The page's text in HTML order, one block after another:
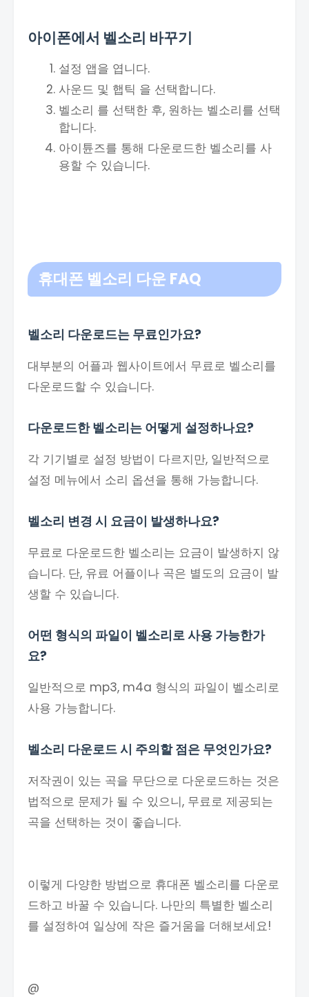
아이폰에서 벨소리 바꾸기
설정 앱을 엽니다.
사운드 및 햅틱 을 선택합니다.
벨소리 를 선택한 후, 원하는 벨소리를 선택
합니다.
아이튠즈를 통해 다운로드한 벨소리를 사
용할 수 있습니다.
휴대폰 벨소리 다운 FAQ
벨소리 다운로드는 무료인가요?
대부분의 어플과 웹사이트에서 무료로 벨소리를
다운로드할 수 있습니다.
다운로드한 벨소리는 어떻게 설정하나요?
각 기기별로 설정 방법이 다르지만, 일반적으로
설정 메뉴에서 소리 옵션을 통해 가능합니다.
벨소리 변경 시 요금이 발생하나요?
무료로 다운로드한 벨소리는 요금이 발생하지 않
습니다. 단, 유료 어플이나 곡은 별도의 요금이 발
생할 수 있습니다.
어떤 형식의 파일이 벨소리로 사용 가능한가
요?
일반적으로 mp3, m4a 형식의 파일이 벨소리로
사용 가능합니다.
벨소리 다운로드 시 주의할 점은 무엇인가요?
저작권이 있는 곡을 무단으로 다운로드하는 것은
법적으로 문제가 될 수 있으니, 무료로 제공되는
곡을 선택하는 것이 좋습니다.
이렇게 다양한 방법으로 휴대폰 벨소리를 다운로
드하고 바꿀 수 있습니다. 나만의 특별한 벨소리
를 설정하여 일상에 작은 즐거움을 더해보세요!
@